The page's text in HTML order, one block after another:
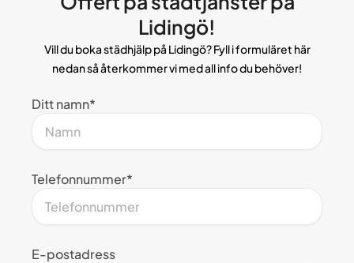
Lidingö!
Vill du boka städhjälp på Lidingö? Fyll i formuläret här
nedan så återkommer vi med all info du behöver!
Ditt namn*
Telefonnummer*
E-postadress